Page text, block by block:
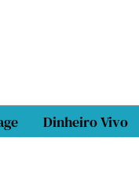
Dinheiro Vivo